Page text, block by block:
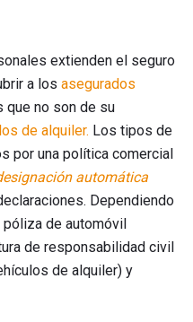
extienden el seguro
a los asegurados
que no son de su
de alquiler. Los tipos de
por una política comercial
automática
Dependiendo
de automóvil
de responsabilidad civil
de alquiler) y